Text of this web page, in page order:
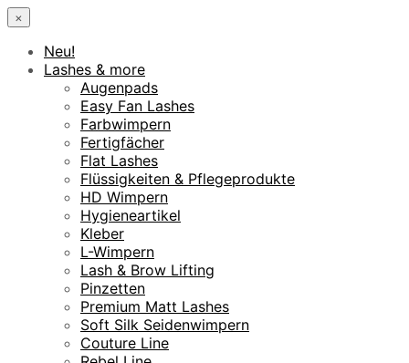
×
Neu!
Lashes & more
Augenpads
Easy Fan Lashes
Farbwimpern
Fertigfächer
Flat Lashes
Flüssigkeiten & Pflegeprodukte
HD Wimpern
Hygieneartikel
Kleber
L-Wimpern
Lash & Brow Lifting
Pinzetten
Premium Matt Lashes
Soft Silk Seidenwimpern
Couture Line